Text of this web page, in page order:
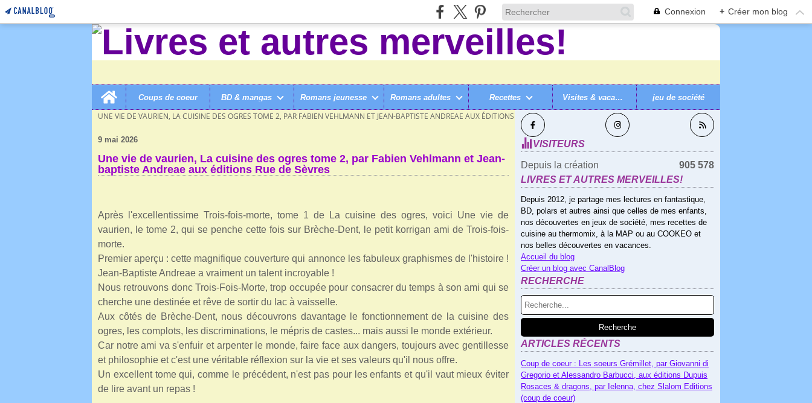
Connexion + Créer mon blog
Home
Coups de coeur
BD & mangas Romans jeunesse Romans adultes Recettes Visites & vacances jeu de société
LIVRES ET AUTRES MERVEILLES! > CATEGORIES >
UNE VIE DE VAURIEN, LA CUISINE DES OGRES TOME 2, PAR FABIEN VEHLMANN ET JEAN-BAPTISTE ANDREAE AUX ÉDITIONS RUE DE SÈVRES
9 mai 2026
Une vie de vaurien, La cuisine des ogres tome 2, par Fabien Vehlmann et Jean-
baptiste Andreae aux éditions Rue de Sèvres
Après l'excellentissime Trois-fois-morte, tome 1 de La cuisine des ogres, voici Une vie de
vaurien, le tome 2, qui se penche cette fois sur Brèche-Dent, le petit korrigan ami de Trois-fois-
morte.
Premier aperçu : cette magnifique couverture qui annonce les fabuleux graphismes de l'histoire !
Jean-Baptiste Andreae a vraiment un talent incroyable !
Nous retrouvons donc Trois-Fois-Morte, trop occupée pour consacrer du temps à son ami qui se
cherche une destinée et rêve de sortir du lac à vaisselle.
Aux côtés de Brèche-Dent, nous découvrons davantage le fonctionnement de la cuisine des
ogres, les complots, les discriminations, le mépris de castes... mais aussi le monde extérieur.
Car notre ami va s'enfuir et arpenter le monde, faire face aux dangers, toujours avec gentillesse
et philosophie et c'est une véritable réflexion sur la vie et ses valeurs qu'il nous offre.
Un excellent tome qui, comme le précédent, n'est pas pour les enfants et qu'il vaut mieux éviter
de lire avant un repas !
SUIVEZ-MOI
VISITEURS
Depuis la création
905 578
LIVRES ET AUTRES MERVEILLES!
Depuis 2012, je partage mes lectures en fantastique,
BD, polars et autres ainsi que celles de mes enfants,
nos découvertes en jeux de société, mes recettes de
cuisine au thermomix, à la MAP ou au COOKEO et
nos belles découvertes en vacances.
Accueil du blog
Créer un blog avec CanalBlog
RECHERCHE
ARTICLES RÉCENTS
Coup de coeur : Les soeurs Grémillet, par Giovanni di
Gregorio et Alessandro Barbucci, aux éditions Dupuis
Rosaces & dragons, par Ielenna, chez Slalom Editions
(coup de coeur)